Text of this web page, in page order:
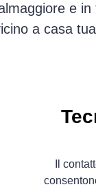
e
a casa
Il